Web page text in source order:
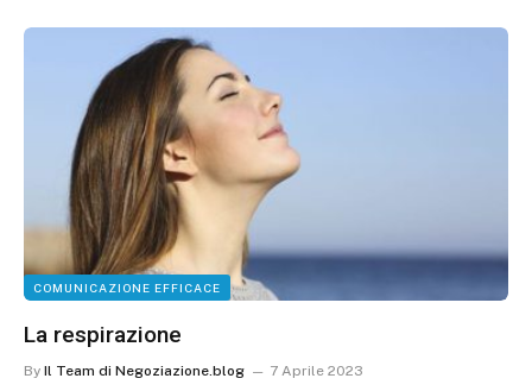
COMUNICAZIONE EFFICACE
La respirazione
By Il Team di Negoziazione.blog 7 Aprile 2023